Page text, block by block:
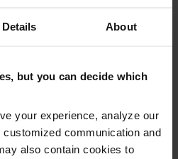
Details About
but you can decide which
your experience, analyze our
communication and
also contain cookies to
v dráhe vozík stúpania alebo
vozík, ktorý
musí mať kabínu,
komfortne pracovné
interiéri nie je kabína nutná,
prostredie vodiča